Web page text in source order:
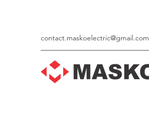
contact.maskoelectric@gmail.com